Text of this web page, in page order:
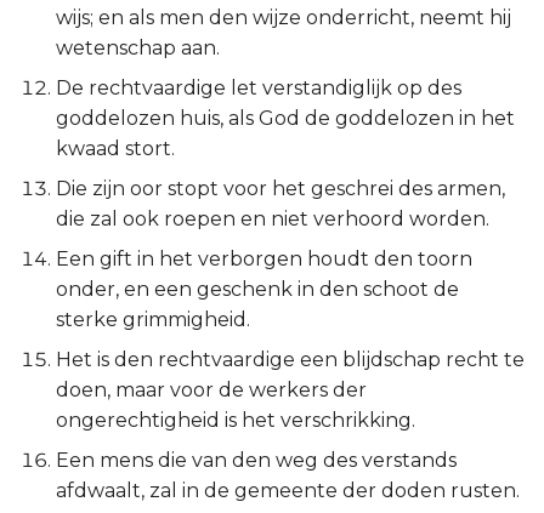
Spreuken 21:17
Spreuken 21:18
Spreuken 21:19
Spreuken 21:20
Spreuken 21:21
Spreuken 21:22
Spreuken 21:23
Spreuken 21:25-26
Titus
Filémon
Hebreeën
Jakobus
1 Petrus
2 Petrus
1 Johannes
3 Johannes
wijs; en als men den wijze onderricht, neemt hij
wetenschap aan.
De rechtvaardige let verstandiglijk op des
goddelozen huis, als God de goddelozen in het
kwaad stort.
Die zijn oor stopt voor het geschrei des armen,
die zal ook roepen en niet verhoord worden.
Een gift in het verborgen houdt den toorn
onder, en een geschenk in den schoot de
sterke grimmigheid.
Het is den rechtvaardige een blijdschap recht te
doen, maar voor de werkers der
ongerechtigheid is het verschrikking.
Een mens die van den weg des verstands
afdwaalt, zal in de gemeente der doden rusten.